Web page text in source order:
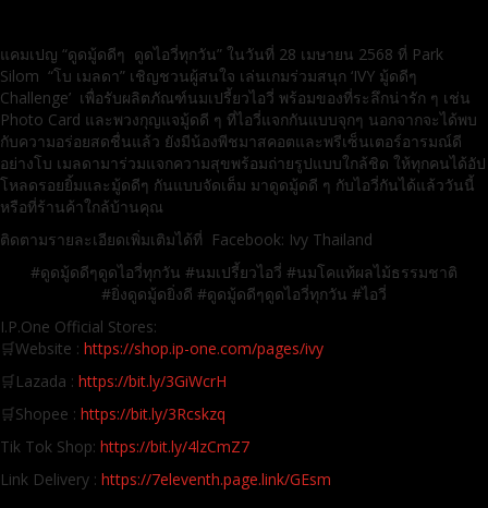
แคมเปญ “ดูดมู้ดดีๆ ดูดไอวี่ทุกวัน” ในวันที่ 28 เมษายน 2568 ที่ Park
Silom “โบ เมลดา” เชิญชวนผู้สนใจ เล่นเกมร่วมสนุก ‘IVY มู้ดดีๆ
Challenge’ เพื่อรับผลิตภัณฑ์นมเปรี้ยวไอวี่ พร้อมของที่ระลึกน่ารัก ๆ เช่น
Photo Card และพวงกุญแจมู้ดดี ๆ ที่ไอวี่แจกกันแบบจุกๆ นอกจากจะได้พบ
กับความอร่อยสดชื่นแล้ว ยังมีน้องพีชมาสคอตและพรีเซ็นเตอร์อารมณ์ดี
อย่างโบ เมลดามาร่วมแจกความสุขพร้อมถ่ายรูปแบบใกล้ชิด ให้ทุกคนได้อัป
โหลดรอยยิ้มและมู้ดดีๆ กันแบบจัดเต็ม มาดูดมู้ดดี ๆ กับไอวี่กันได้แล้ววันนี้
หรือที่ร้านค้าใกล้บ้านคุณ
ติดตามรายละเอียดเพิ่มเติมได้ที่ Facebook: Ivy Thailand
#ดูดมู้ดดีๆดูดไอวี่ทุกวัน #นมเปรี้ยวไอวี่ #นมโคแท้ผลไม้ธรรมชาติ
#ยิ่งดูดมู้ดยิ่งดี #ดูดมู้ดดีๆดูดไอวี่ทุกวัน #ไอวี่
I.P.One Official Stores:
🛒Website : https://shop.ip-one.com/pages/ivy
🛒Lazada : https://bit.ly/3GiWcrH
🛒Shopee : https://bit.ly/3Rcskzq
Tik Tok Shop: https://bit.ly/4lzCmZ7
Link Delivery : https://7eleventh.page.link/GEsm